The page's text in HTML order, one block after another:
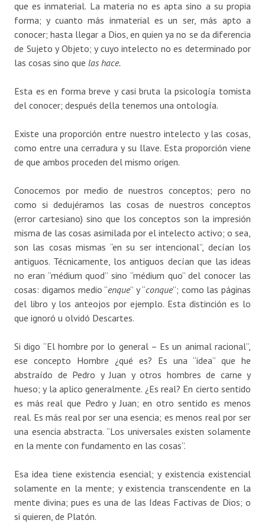
que es inmaterial. La materia no es apta sino a su propia
forma; y cuanto más inmaterial es un ser, más apto a
conocer; hasta llegar a Dios, en quien ya no se da diferencia
de Sujeto y Objeto; y cuyo intelecto no es determinado por
las cosas sino que las hace.
Esta es en forma breve y casi bruta la psicología tomista
del conocer; después della tenemos una ontología.
Existe una proporción entre nuestro intelecto y las cosas,
como entre una cerradura y su llave. Esta proporción viene
de que ambos proceden del mismo origen.
Conocemos por medio de nuestros conceptos; pero no
como si dedujéramos las cosas de nuestros conceptos
(error cartesiano) sino que los conceptos son la impresión
misma de las cosas asimilada por el intelecto activo; o sea,
son las cosas mismas “en su ser intencional”, decían los
antiguos. Técnicamente, los antiguos decían que las ideas
no eran “médium quod” sino “médium quo” del conocer las
cosas: digamos medio “enque” y “conque”; como las páginas
del libro y los anteojos por ejemplo. Esta distinción es lo
que ignoró u olvidó Descartes.
Si digo “El hombre por lo general – Es un animal racional”,
ese concepto Hombre ¿qué es? Es una “idea” que he
abstraído de Pedro y Juan y otros hombres de carne y
hueso; y la aplico generalmente. ¿Es real? En cierto sentido
es más real que Pedro y Juan; en otro sentido es menos
real. Es más real por ser una esencia; es menos real por ser
una esencia abstracta. “Los universales existen solamente
en la mente con fundamento en las cosas”.
Esa idea tiene existencia esencial; y existencia existencial
solamente en la mente; y existencia transcendente en la
mente divina; pues es una de las Ideas Factivas de Dios; o
si quieren, de Platón.